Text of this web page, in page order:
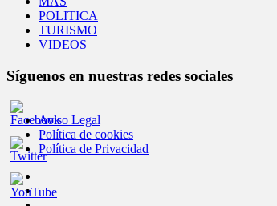
POLITICA
TURISMO
VIDEOS
Síguenos en nuestras redes sociales
Aviso Legal
Política de cookies
Política de Privacidad